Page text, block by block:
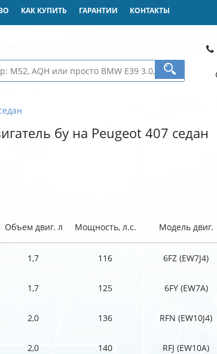
КАК КУПИТЬ ГАРАНТИИ КОНТАКТЫ
бу на Peugeot 407 седан
Объем двиг. л Мощность, л.с. Модель двиг.
1,7 116 6FZ (EW7J4)
1,7 125 6FY (EW7A)
2,0 136 RFN (EW10J4)
2,0 140 RFJ (EW10A)